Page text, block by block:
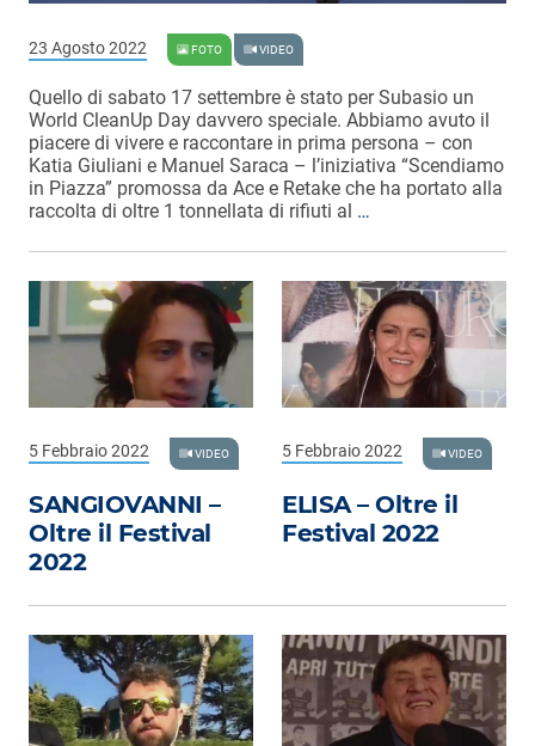
23 Agosto 2022 FOTO VIDEO
Quello di sabato 17 settembre è stato per Subasio un
World CleanUp Day davvero speciale. Abbiamo avuto il
piacere di vivere e raccontare in prima persona – con
Katia Giuliani e Manuel Saraca – l’iniziativa “Scendiamo
in Piazza” promossa da Ace e Retake che ha portato alla
raccolta di oltre 1 tonnellata di rifiuti al …
SANGIOVANNI –
Oltre il Festival
2022
5 Febbraio 2022 VIDEO
ELISA – Oltre il
Festival 2022
5 Febbraio 2022 VIDEO